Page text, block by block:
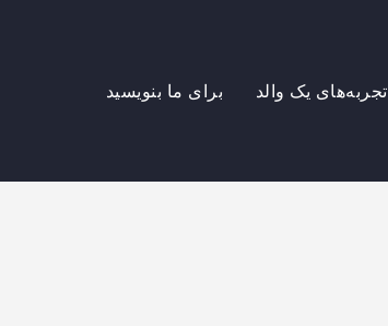
تجربه‌های یک والد برای ما بنویسید